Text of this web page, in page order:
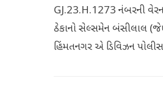
GJ.23.H.1273 નંબરની
ઠેકાનો સેલ્સમેન બંસીલાલ
હિંમતનગર એ ડિવિઝન